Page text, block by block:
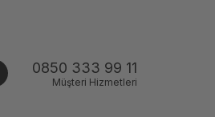
0850 333 99 11
Müşteri Hizmetleri